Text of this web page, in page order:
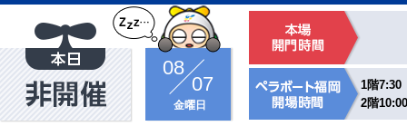
08
07
金曜日
1階7:30
2階10:00